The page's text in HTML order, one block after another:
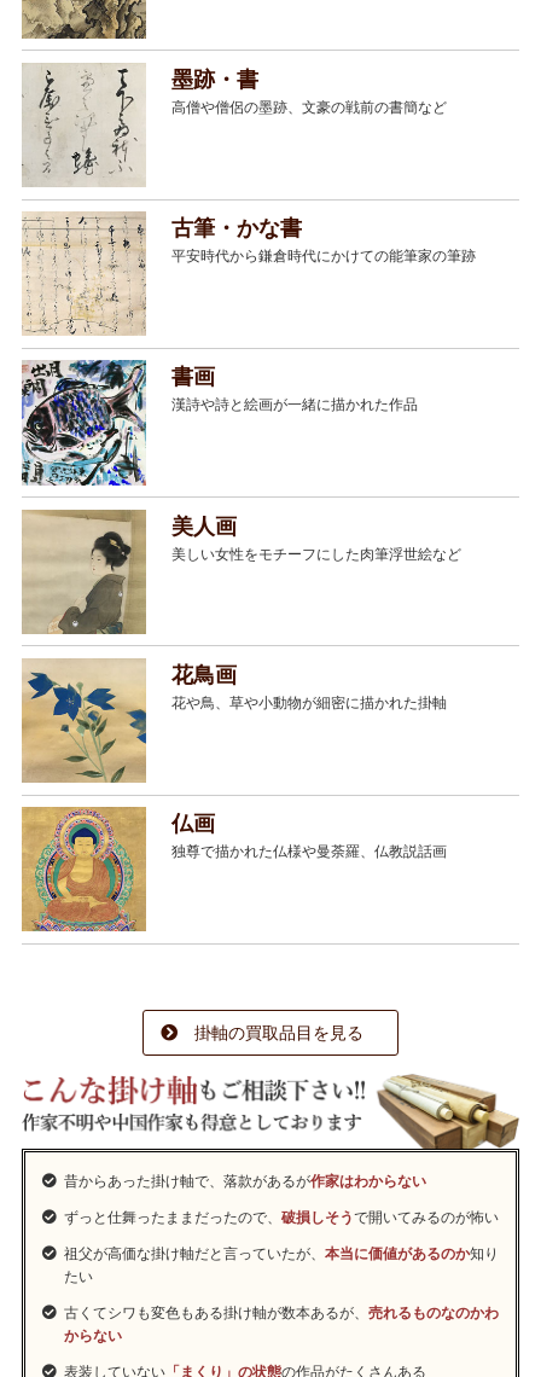
墨跡・書
高僧や僧侶の墨跡、文豪の戦前の書簡など
古筆・かな書
平安時代から鎌倉時代にかけての能筆家の筆跡
書画
漢詩や詩と絵画が一緒に描かれた作品
美人画
美しい女性をモチーフにした肉筆浮世絵など
花鳥画
花や鳥、草や小動物が細密に描かれた掛軸
仏画
独尊で描かれた仏様や曼荼羅、仏教説話画
掛軸の買取品目を見る
昔からあった掛け軸で、落款があるが作家はわからない
ずっと仕舞ったままだったので、 破損しそうで開いてみるのが怖い
祖父が高価な掛け軸だと言っていたが、 本当に価値があるのか知り
たい
古くてシワも変色もある掛け軸が数本あるが、 売れるものなのかわ
からない
表装していない「まくり」の状態の作品がたくさんある